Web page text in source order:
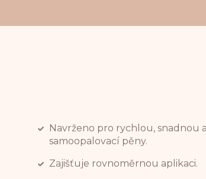
Navrženo pro rychlou, snadnou
samoopalovací pěny.
Zajišťuje rovnoměrnou aplikaci.